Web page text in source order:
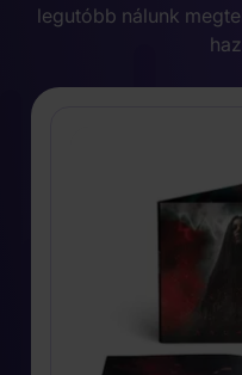
legutóbb nálunk